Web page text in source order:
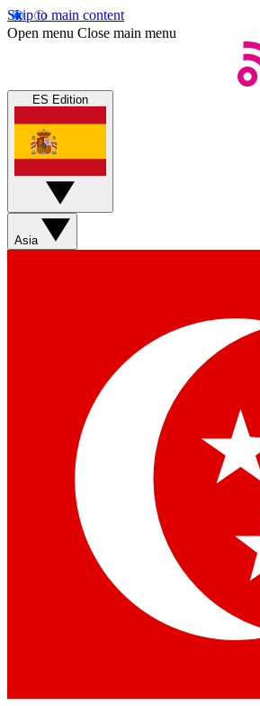
Skip to main content
Open menu Close main menu
ES Edition
Asia